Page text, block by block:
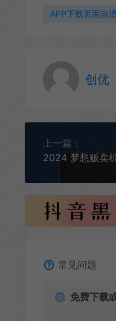
APP下载页面自
创优
上一篇：
2024 梦想贩卖
常见问题
免费下载